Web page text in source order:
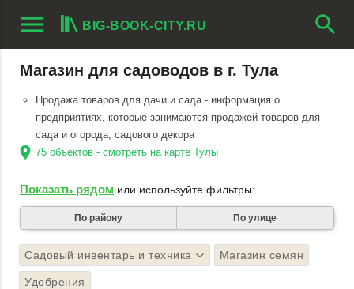
menu BIG-BOOK-CITY.RU search
Магазин для садоводов в г. Тула
Продажа товаров для дачи и сада - информация о
предприятиях, которые занимаются продажей товаров для
сада и огорода, садового декора
location_on 75 объектов - смотреть на карте Тулы
Показать рядом или используйте фильтры:
По району По улице
Садовый инвентарь и техника Магазин семян
Удобрения